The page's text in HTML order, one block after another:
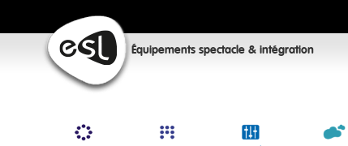
Équipements spectacle & intégration